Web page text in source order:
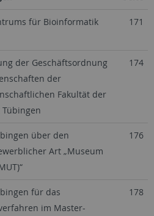
für Bioinformatik
171
der Geschäftsordnung
der
Fakultät der
174
über den
Art „Museum
176
für das
im Master-
178